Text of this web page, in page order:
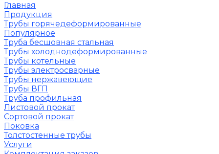
Главная
Продукция
Трубы горячедеформированные
Популярное
Труба бесшовная стальная
Трубы холоднодеформированные
Трубы котельные
Трубы электросварные
Трубы нержавеющие
Трубы ВГП
Труба профильная
Листовой прокат
Сортовой прокат
Поковка
Толстостенные трубы
Услуги